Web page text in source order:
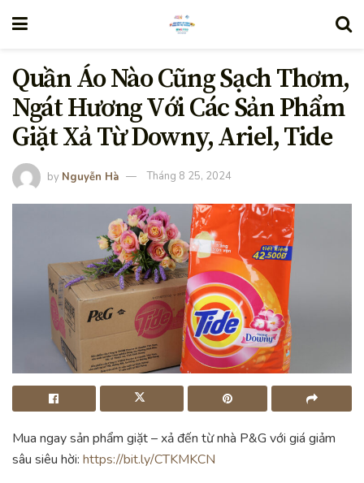
Quần Áo Nào Cũng Sạch Thơm,
Ngát Hương Với Các Sản Phẩm
Giặt Xả Từ Downy, Ariel, Tide
by Nguyễn Hà Tháng 8 25, 2024
Mua ngay sản phẩm giặt – xả đến từ nhà P&G với giá giảm
sâu siêu hời: https://bit.ly/CTKMKCN